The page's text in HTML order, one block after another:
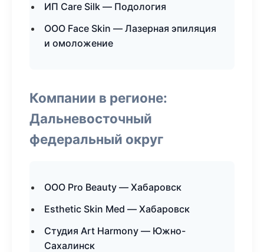
ИП Care Silk — Подология
ООО Face Skin — Лазерная эпиляция
и омоложение
Компании в регионе:
Дальневосточный
федеральный округ
ООО Pro Beauty — Хабаровск
Esthetic Skin Med — Хабаровск
Студия Art Harmony — Южно-
Сахалинск